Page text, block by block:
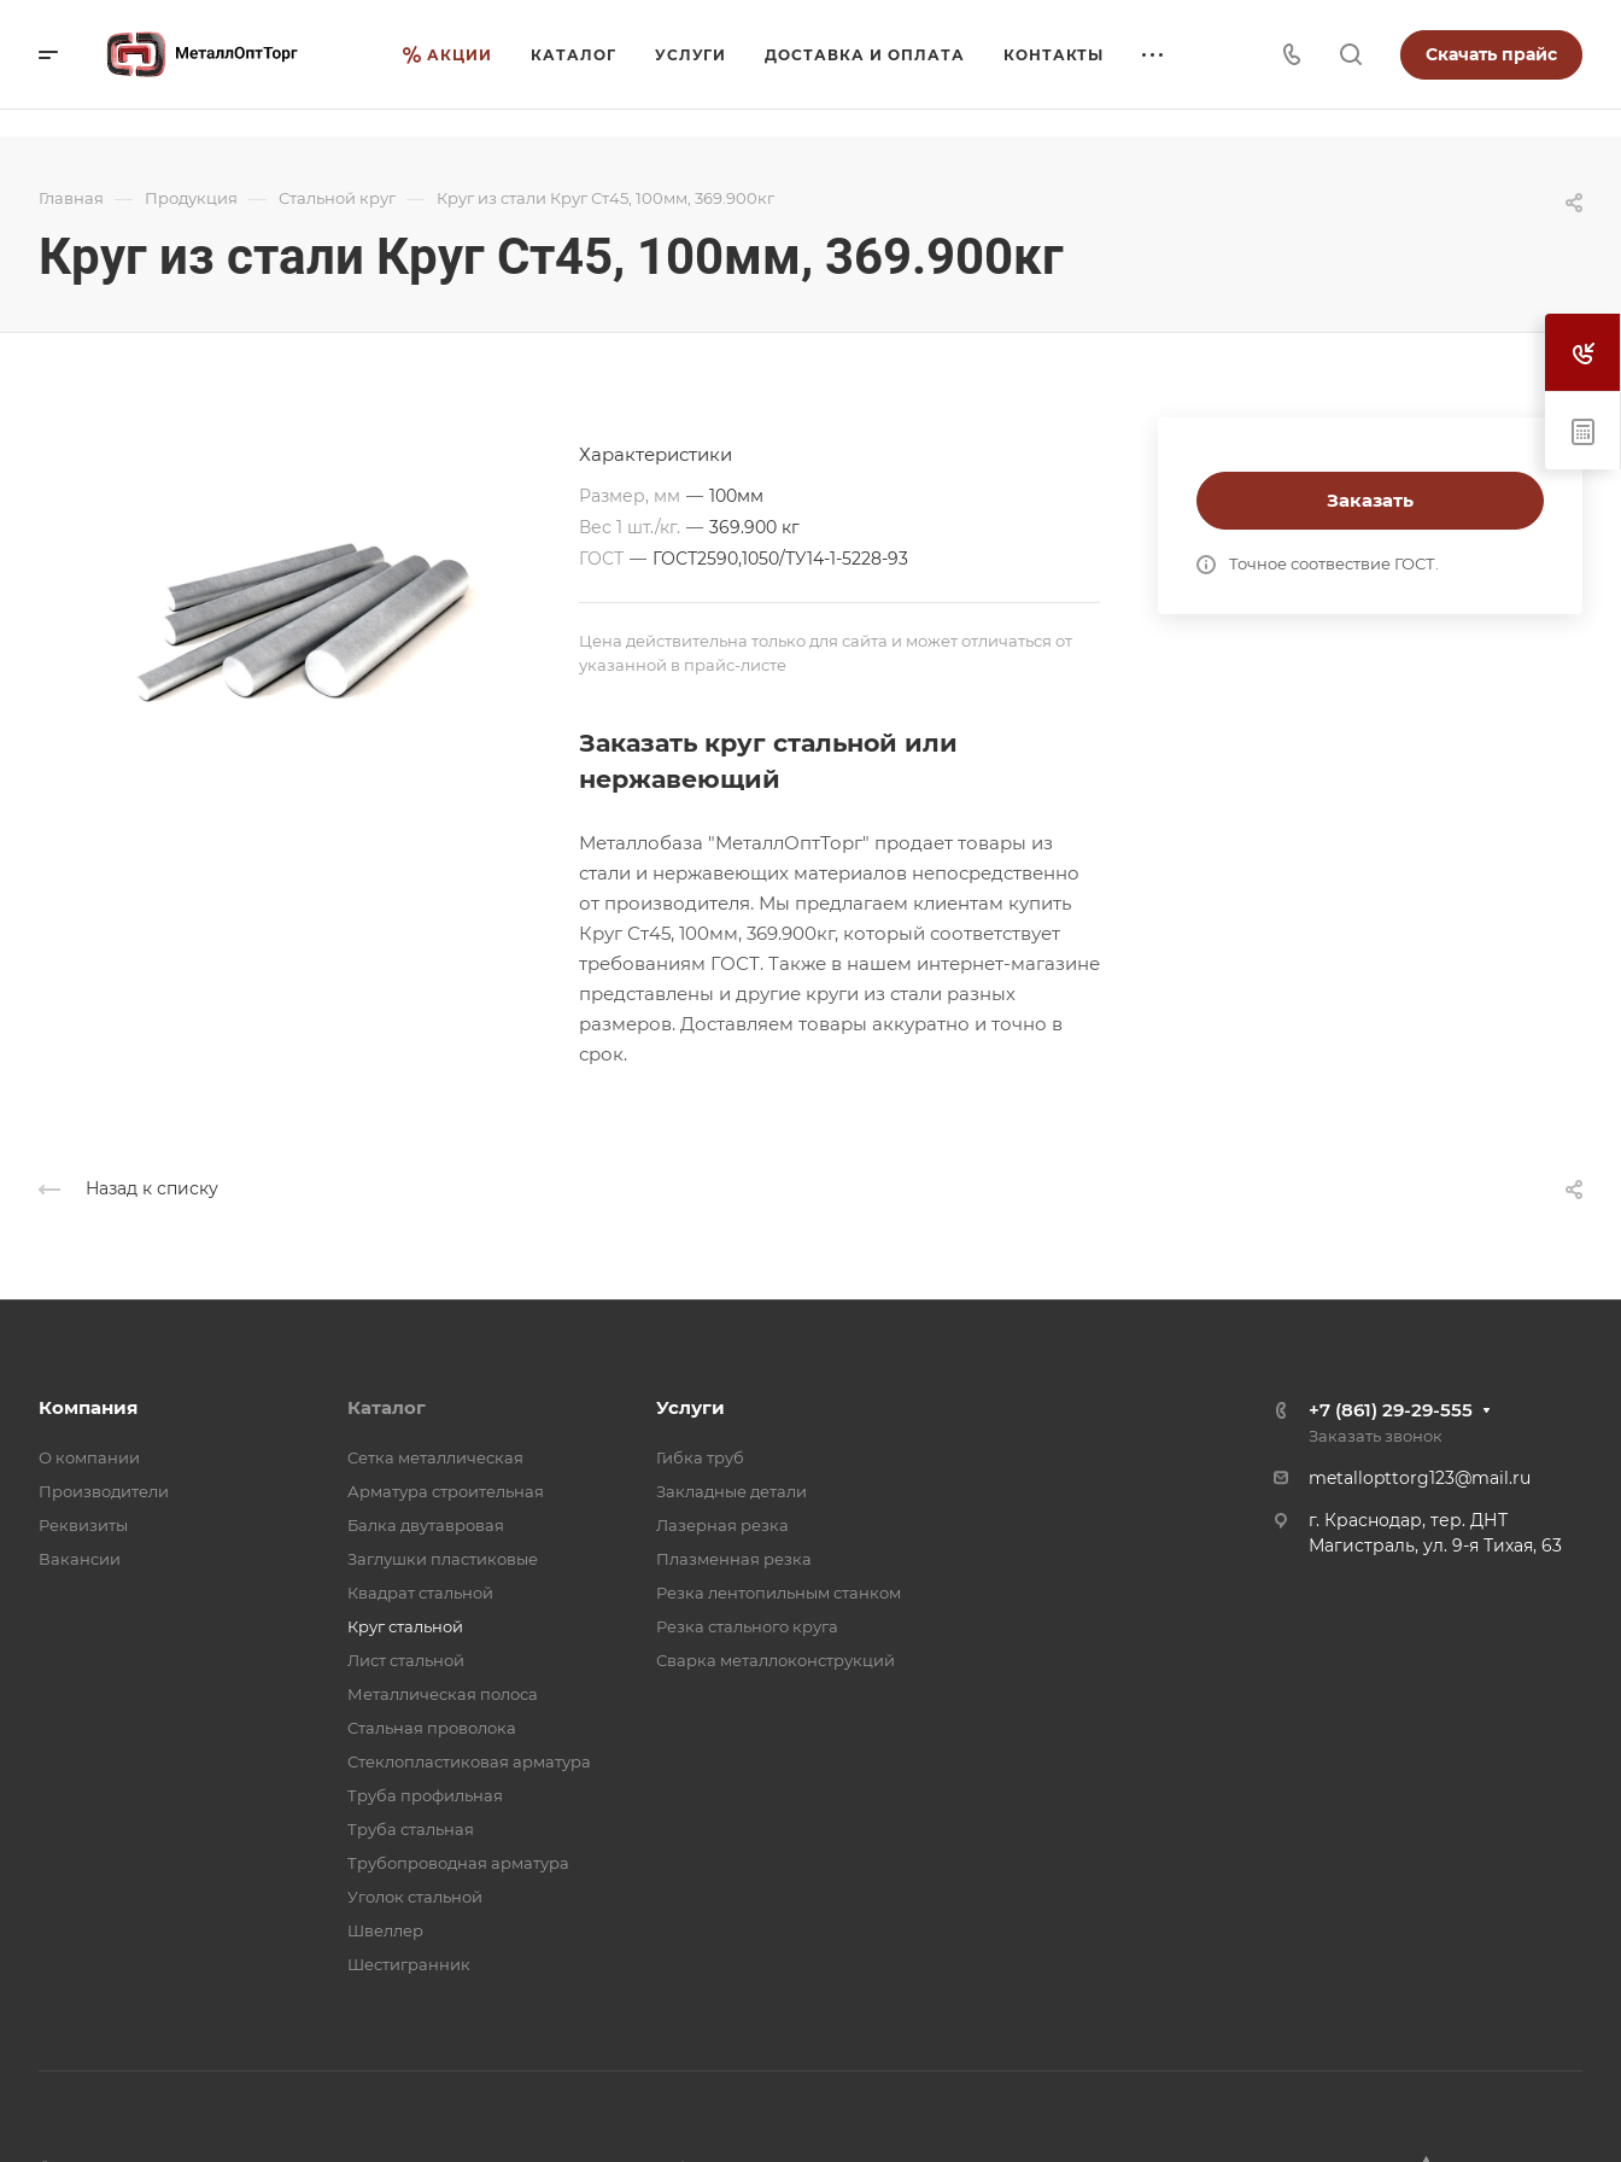
АКЦИИ КАТАЛОГ УСЛУГИ ДОСТАВКА И ОПЛАТА КОНТАКТЫ Скачать прайс
Главная — Продукция — Стальной круг — Круг из стали Круг Ст45, 100мм, 369.900кг
Круг из стали Круг Ст45, 100мм, 369.900кг
Заказать
Точное соотвествие ГОСТ.
Характеристики
Размер, мм — 100мм
Вес 1 шт./кг. — 369.900 кг
ГОСТ — ГОСТ2590,1050/ТУ14-1-5228-93
Цена действительна только для сайта и может отличаться от
указанной в прайс-листе
Заказать круг стальной или
нержавеющий
Металлобаза "МеталлОптТорг" продает товары из
стали и нержавеющих материалов непосредственно
от производителя. Мы предлагаем клиентам купить
Круг Ст45, 100мм, 369.900кг, который соответствует
требованиям ГОСТ. Также в нашем интернет-магазине
представлены и другие круги из стали разных
размеров. Доставляем товары аккуратно и точно в
срок.
Назад к списку
Компания
О компании
Производители
Реквизиты
Вакансии
Каталог
Cетка металлическая
Арматура строительная
Балка двутавровая
Заглушки пластиковые
Квадрат стальной
Круг стальной
Лист стальной
Металлическая полоса
Стальная проволока
Стеклопластиковая арматура
Труба профильная
Труба стальная
Трубопроводная арматура
Уголок стальной
Швеллер
Шестигранник
Услуги
Гибка труб
Закладные детали
Лазерная резка
Плазменная резка
Резка лентопильным станком
Резка стального круга
Сварка металлоконструкций
+7 (861) 29-29-555
Заказать звонок
metallopttorg123@mail.ru
г. Краснодар, тер. ДНТ
Магистраль, ул. 9-я Тихая, 63